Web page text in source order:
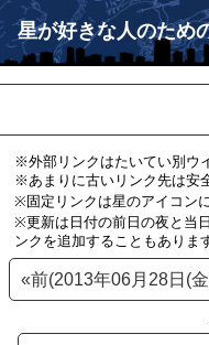
星が好きな人のため
※外部リンクはたいてい別ウ
※あまりに古いリンク先は安
※固定リンクは星のアイコン
※更新は日付の前日の夜と当
ンクを追加することもありま
«前(2013年06月28日(